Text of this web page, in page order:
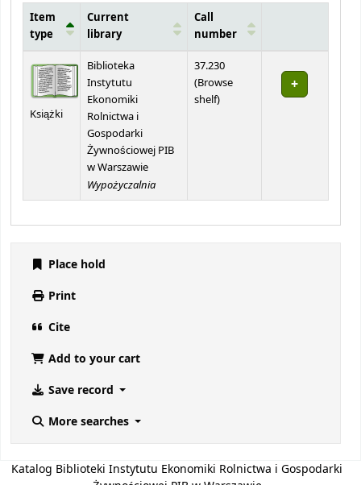
Item
type
Current
library
Call
number
Książki
Biblioteka
Instytutu
Ekonomiki
Rolnictwa i
Gospodarki
Żywnościowej PIB
w Warszawie
Wypożyczalnia
37.230
(Browse
shelf(Opens below)
)
Place hold
Print
Cite
Add to your cart
Save record
More searches
Katalog Biblioteki Instytutu Ekonomiki Rolnictwa i Gospodarki